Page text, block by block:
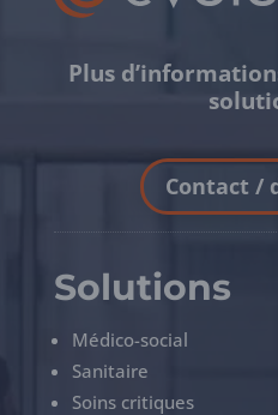
Plus
Contact /
Solutions
Médico-social
Sanitaire
Soins critiques